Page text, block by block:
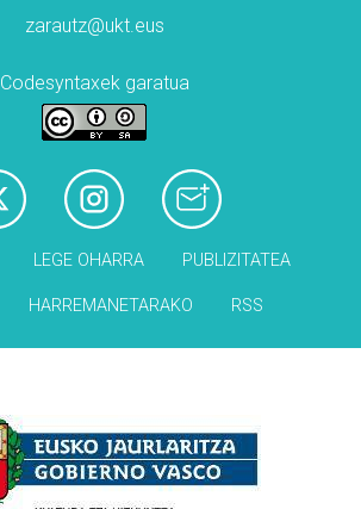
zarautz@ukt.eus
Codesyntaxek garatua
LEGE OHARRA PUBLIZITATEA
HARREMANETARAKO RSS